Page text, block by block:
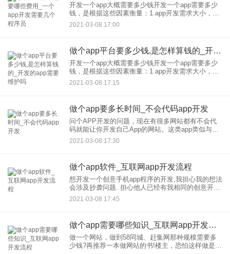
开发一个app大概需要多少钱开发一个app需要多少
钱，是根据这些因素衡量：1.app开发需求大小，越
大费用越高。2.app开发一般都得定制，不是成品也
不是批发，所以费用高。3.程序员数量乘以月平均工
2021-03-08 17:00
做个app平台要多少钱,是怎样算钱的_开发的app需要维护吗
开发一个app大概需要多少钱开发一个app需要多少
钱，是根据这些因素衡量：1.app开发需求大小，越
大费用越高。2.app开发一般都得定制，不是成品也
不是批发，所以费用高。3.程序员数量乘以月平均工
2021-03-08 17:15
做个app要多长时间_不会代码app开发
问个APP开发的问题，现在有很多网站都有不会代
码就能让你开发自己App的网站。这类app类似与模
板的网站建设，是依附别人的平台开发，感觉就像
是在淘宝平台上面开店的感觉，之前是免费开发，
2021-03-08 17:30
做个app软件_互联网app开发流程
想开发一个创意手机app程序的开发,我担心我的想法
会涉及抄袭问题. 担心他人已经有我相同的创意开发
想开发一个创意手机app程序的开发,我担心我的想法
会涉及抄袭问题. =〉这个你顾虑太多，互联网上软
2021-03-08 17:45
做个app需要哪些知识_互联网app开发流程
做一个网站，做到58同城、赶集网那种规模需要多
少钱?再推荐一本做网站的书!楼主，恐怕这样做是很